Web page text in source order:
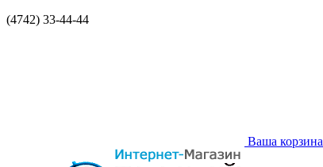
(4742) 33-44-44
Ваша корзина